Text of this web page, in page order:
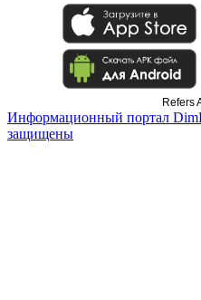
Refers
Информационный портал
защищены